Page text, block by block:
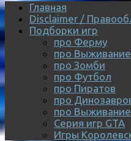
Главная
Disclaimer /
Подборки игр
про Ферму
про Выживание
про Зомби
про Футбол
про Пиратов
про
про Выживание
Серия игр GTA
Игры